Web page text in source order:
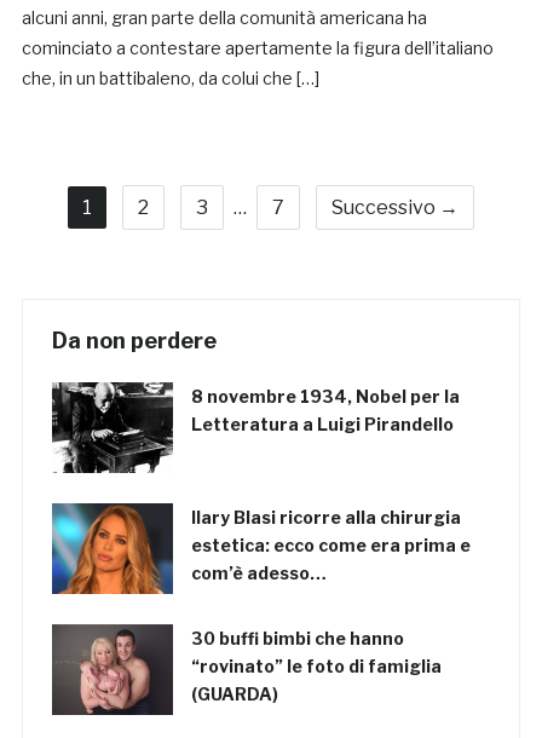
alcuni anni, gran parte della comunità americana ha
cominciato a contestare apertamente la figura dell’italiano
che, in un battibaleno, da colui che […]
1 2 3 … 7 Successivo →
Da non perdere
8 novembre 1934, Nobel per la
Letteratura a Luigi Pirandello
Ilary Blasi ricorre alla chirurgia
estetica: ecco come era prima e
com’è adesso…
30 buffi bimbi che hanno
“rovinato” le foto di famiglia
(GUARDA)